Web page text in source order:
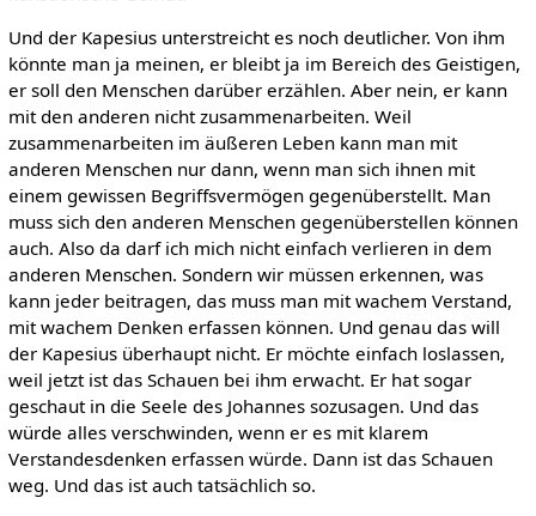
Und der Kapesius unterstreicht es noch deutlicher. Von ihm
könnte man ja meinen, er bleibt ja im Bereich des Geistigen,
er soll den Menschen darüber erzählen. Aber nein, er kann
mit den anderen nicht zusammenarbeiten. Weil
zusammenarbeiten im äußeren Leben kann man mit
anderen Menschen nur dann, wenn man sich ihnen mit
einem gewissen Begriffsvermögen gegenüberstellt. Man
muss sich den anderen Menschen gegenüberstellen können
auch. Also da darf ich mich nicht einfach verlieren in dem
anderen Menschen. Sondern wir müssen erkennen, was
kann jeder beitragen, das muss man mit wachem Verstand,
mit wachem Denken erfassen können. Und genau das will
der Kapesius überhaupt nicht. Er möchte einfach loslassen,
weil jetzt ist das Schauen bei ihm erwacht. Er hat sogar
geschaut in die Seele des Johannes sozusagen. Und das
würde alles verschwinden, wenn er es mit klarem
Verstandesdenken erfassen würde. Dann ist das Schauen
weg. Und das ist auch tatsächlich so.